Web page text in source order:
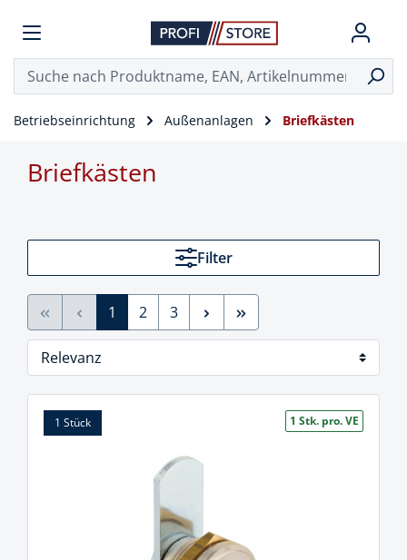
Betriebseinrichtung Außenanlagen Briefkästen
Briefkästen
Filter
1 2 3
1 Stück 1 Stk. pro. VE